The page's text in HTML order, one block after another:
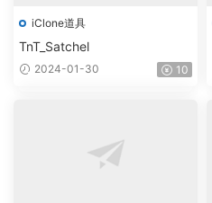
iClone道具
TnT_Satchel
2024-01-30 10